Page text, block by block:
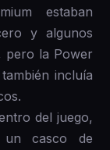
estaban
y algunos
pero la Power
incluía
del juego,
un casco de